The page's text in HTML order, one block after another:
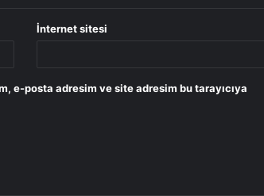
İnternet sitesi
e-posta adresim ve site adresim bu tarayıcıya